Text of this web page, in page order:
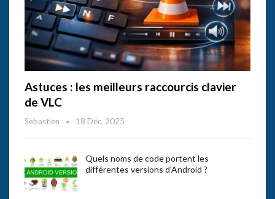
Astuces : les meilleurs raccourcis clavier
de VLC
Sebastien 18 Déc, 2025
Quels noms de code portent les
différentes versions d’Android ?